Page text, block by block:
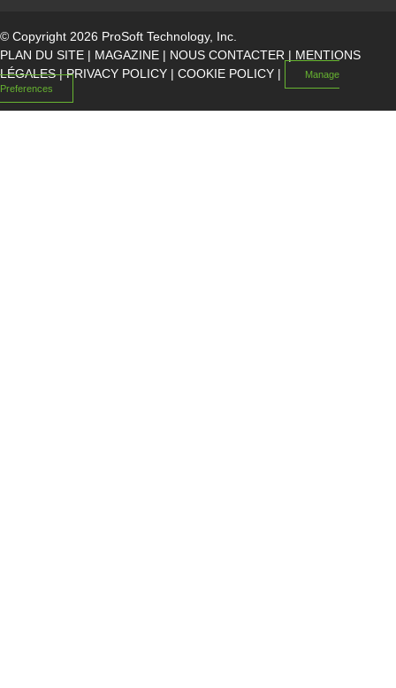
© Copyright 2026 ProSoft Technology, Inc.
PLAN DU SITE | MAGAZINE | NOUS CONTACTER | MENTIONS
LÉGALES|PRIVACY POLICY | COOKIE POLICY |
Manage
Preferences